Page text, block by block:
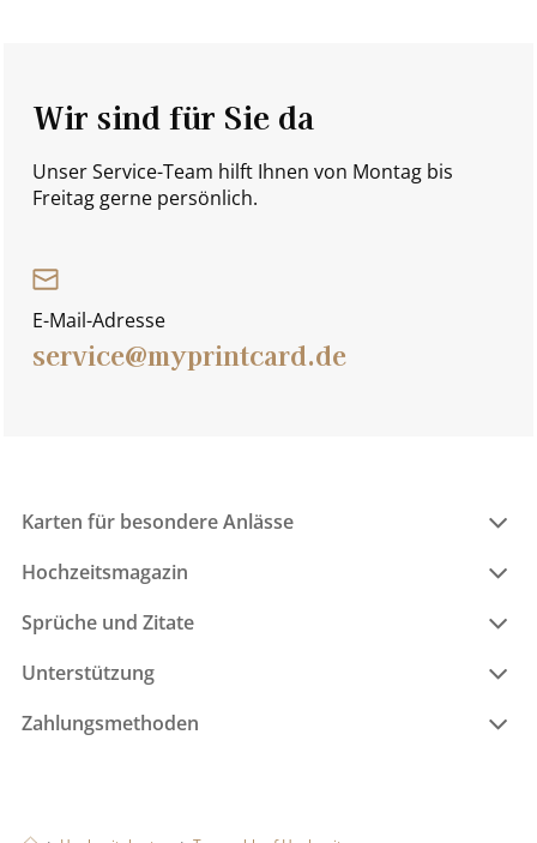
Wir sind für Sie da
Unser Service-Team hilft Ihnen von Montag bis
Freitag gerne persönlich.
E-Mail-Adresse
service@myprintcard.de
Karten für besondere Anlässe
Hochzeitsmagazin
Sprüche und Zitate
Unterstützung
Zahlungsmethoden